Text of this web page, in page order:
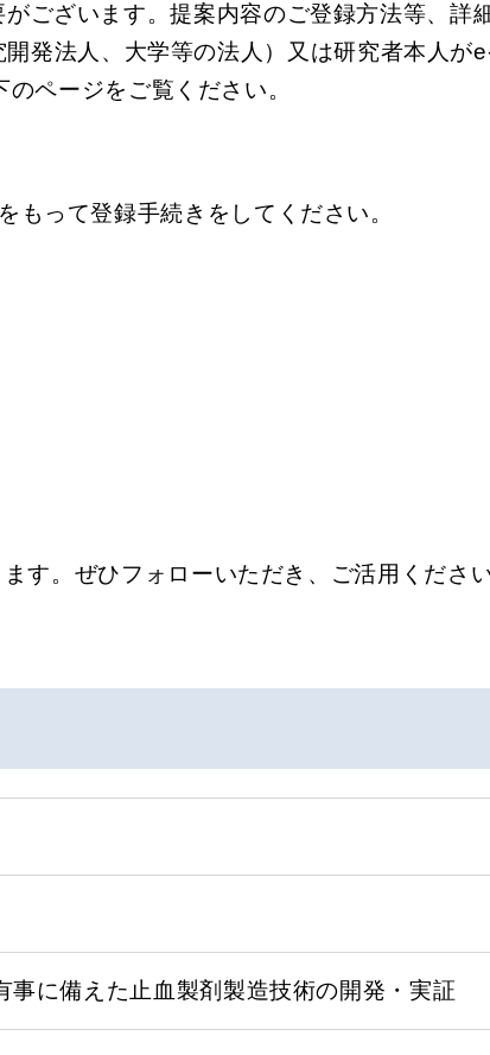
ございます。提案内容のご登録方法等、詳
発法人、大学等の法人）又は研究者本人が
ページをご覧ください。
って登録手続きをしてください。
す。ぜひフォローいただき、ご活用ください
に備えた止血製剤製造技術の開発・実証